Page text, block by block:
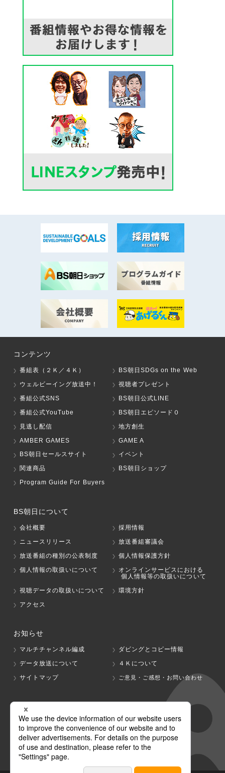
コンテンツ
番組表（２Ｋ／４Ｋ）
BS朝日SDGs on the Web
ウェルビーイング放送中！
視聴者プレゼント
番組公式SNS
BS朝日公式LINE
番組公式YouTube
BS朝日エピソード０
見逃し配信
地方創生
AMBER GAMES
GAME A
BS朝日セールスサイト
イベント
関連商品
BS朝日ショップ
Program Guide For Buyers
BS朝日について
会社概要
採用情報
ニュースリリース
放送番組審議会
放送番組の種別の公表制度
個人情報保護方針
個人情報の取扱いについて
オンラインサービスにおける
個人情報等の取扱いについて
視聴データの取扱いについて
環境方針
アクセス
お知らせ
マルチチャンネル編成
ダビングとコピー情報
データ放送について
４Ｋについて
サイトマップ
ご意見・ご感想・お問い合わせ
グループ会社
テレビ朝日 テレ朝チャンネル